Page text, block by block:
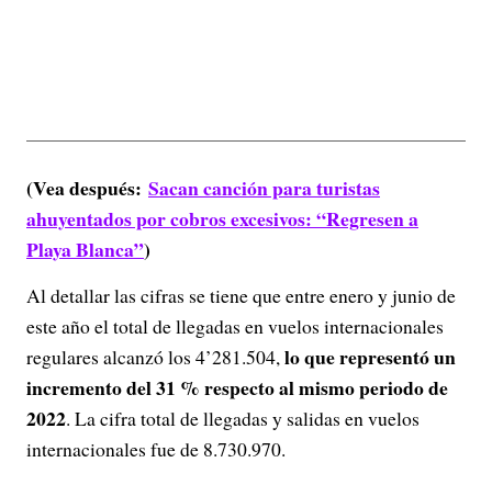
(Vea después: Sacan canción para turistas
ahuyentados por cobros excesivos: “Regresen a
Playa Blanca”)
Al detallar las cifras se tiene que entre enero y junio de
este año el total de llegadas en vuelos internacionales
regulares alcanzó los 4’281.504,lo que representó un
incremento del 31 % respecto al mismo periodo de
2022. La cifra total de llegadas y salidas en vuelos
internacionales fue de 8.730.970.